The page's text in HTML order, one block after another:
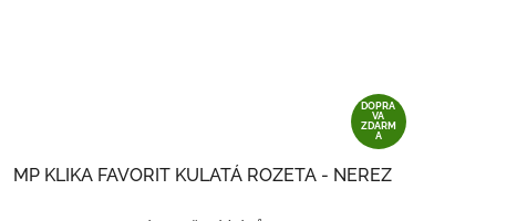
DOPRA
VA
ZDARM
A
MP KLIKA FAVORIT KULATÁ ROZETA - NEREZ